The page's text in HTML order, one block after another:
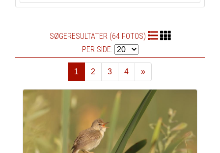
SØGERESULTATER (64 FOTOS)
PER SIDE:
1 2 3 4
»
Næste